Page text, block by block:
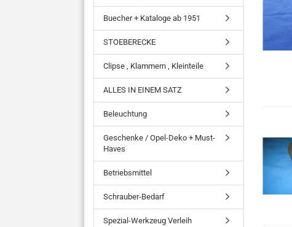
Buecher + Kataloge ab 1951
STOEBERECKE
Clipse , Klammern , Kleinteile
ALLES IN EINEM SATZ
Beleuchtung
Geschenke / Opel-Deko + Must-
Haves
Betriebsmittel
Schrauber-Bedarf
Spezial-Werkzeug Verleih